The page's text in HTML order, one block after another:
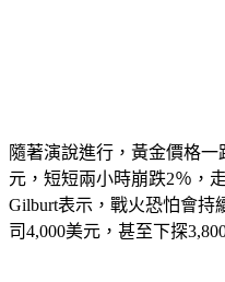
元，短短兩小時崩跌2％，
Gilburt表示，戰火恐怕會持
司4,000美元，甚至下探